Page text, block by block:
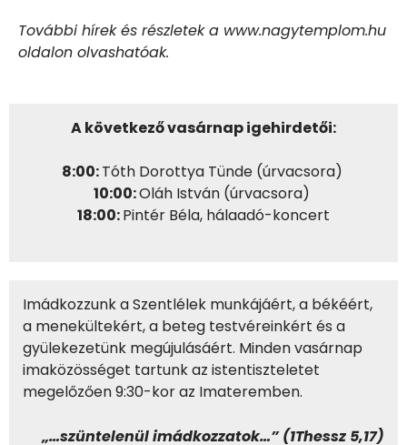
További hírek és részletek a www.nagytemplom.hu
oldalon olvashatóak.
A következő vasárnap igehirdetői:
8:00:Tóth Dorottya Tünde (úrvacsora)
10:00:Oláh István (úrvacsora)
18:00:Pintér Béla, hálaadó-koncert
Imádkozzunk a Szentlélek munkájáért, a békéért,
a menekültekért, a beteg testvéreinkért és a
gyülekezetünk megújulásáért. Minden vasárnap
imaközösséget tartunk az istentiszteletet
megelőzően 9:30-kor az Imateremben.
„…szüntelenül imádkozzatok…” (1Thessz 5,17)